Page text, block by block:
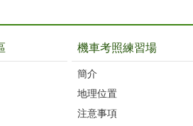
機車考照練習場
簡介
地理位置
注意事項